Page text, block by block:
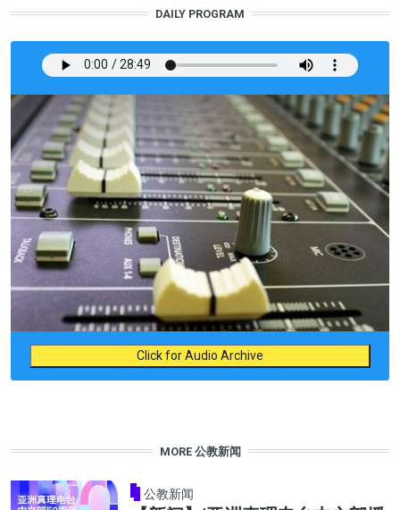
DAILY PROGRAM
Click for Audio Archive
MORE 公教新闻
公教新闻